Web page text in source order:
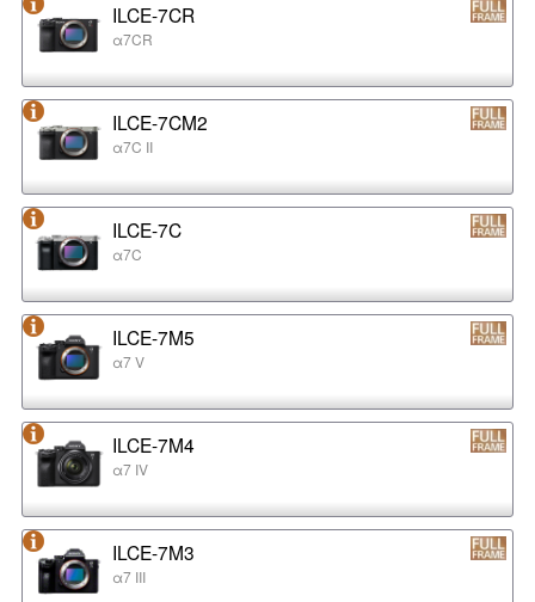
ILCE-7CR
α7CR
ILCE-7CM2
α7C II
ILCE-7C
α7C
ILCE-7M5
α7 V
ILCE-7M4
α7 IV
ILCE-7M3
α7 III